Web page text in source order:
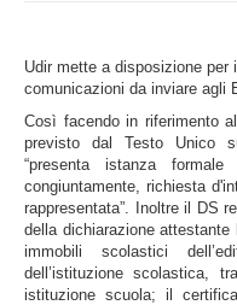
Udir mette a disposizione
comunicazioni da inviare agli
Così facendo in riferimento
previsto dal Testo Unico
“presenta istanza
congiuntamente, richiesta
rappresentata”. Inoltre il DS
della dichiarazione attestante
immobili scolastici
dell’istituzione scolastica,
istituzione scuola; il